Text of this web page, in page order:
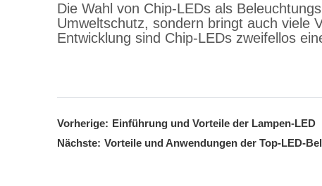
Die Wahl von Chip-LEDs als
Umweltschutz, sondern bringt auch viele
Entwicklung sind Chip-LEDs zweifellos
Vorherige: Einführung und Vorteile der Lampen-LED
Nächste: Vorteile und Anwendungen der Top-LED-